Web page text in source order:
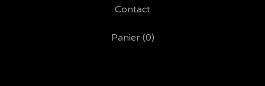
Contact
Panier (0)